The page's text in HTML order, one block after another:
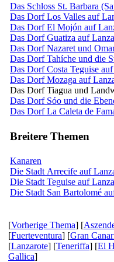
Das Schloss St. Barbara
Das Dorf Los Valles auf
Das Dorf El Mojón auf
Das Dorf Guatiza auf
Das Dorf Nazaret und
Das Dorf Tahíche und die
Das Dorf Costa Teguise
Das Dorf Mozaga auf
Das Dorf Tiagua und
Das Dorf Sóo und die
Das Dorf La Caleta de
Breitere Themen
Kanaren
Die Stadt Arrecife auf
Die Stadt Teguise auf
Die Stadt San Bartolomé
[Vorherige Thema] [
[Fuerteventura] [Gran
[Lanzarote] [Teneriffa] [El
Gallica]